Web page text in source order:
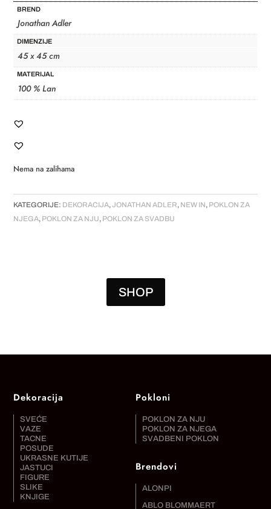
BREND
Jonathan Adler
DIMENZIJE
45 x 45 cm
MATERIJAL
100 % Lan
Nema na zalihama
KATEGORIJE: DEKORACIJA,JONATHAN ADLER, NEW IN, POKLON ZA
NJEGA, POKLON ZA NJU, POKLON ZA SVADBU
SHOP
Dekoracija
SVEĆE
VAZE
TACNE
POSUDE
UKRASNE KUTIJE
JASTUCI
FIGURE
SLIKE
KNJIGE
Pokloni
POKLON ZA NJU
POKLON ZA NJEGA
SVADBENI POKLON
Brendovi
ALONPI
ABLO BLOMMAERT